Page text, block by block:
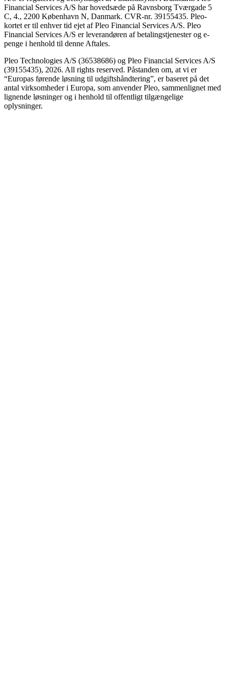
Financial Services A/S har hovedsæde på Ravnsborg Tværgade 5
C, 4., 2200 København N, Danmark. CVR-nr. 39155435. Pleo-
kortet er til enhver tid ejet af Pleo Financial Services A/S. Pleo
Financial Services A/S er leverandøren af betalingstjenester og e-
penge i henhold til denne Aftales.
Pleo Technologies A/S (36538686) og Pleo Financial Services A/S
(39155435), 2026. All rights reserved. Påstanden om, at vi er
“Europas førende løsning til udgiftshåndtering”, er baseret på det
antal virksomheder i Europa, som anvender Pleo, sammenlignet med
lignende løsninger og i henhold til offentligt tilgængelige
oplysninger.